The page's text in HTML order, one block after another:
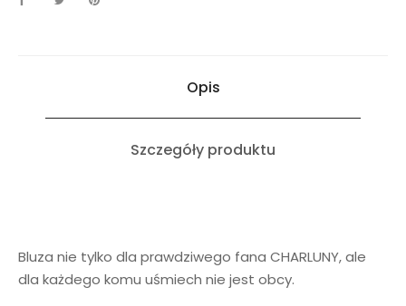
Opis
Szczegóły produktu
Bluza nie tylko dla prawdziwego fana CHARLUNY, ale
dla każdego komu uśmiech nie jest obcy.